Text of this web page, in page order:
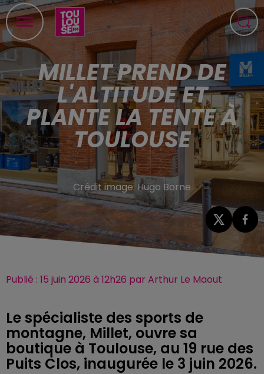
MILLET PREND DE
L'ALTITUDE ET
PLANTE LA TENTE À
TOULOUSE
Crédit image: Hugo Borne
Publié : 15 juin 2026 à 12h26 par Arthur Le Maout
Le spécialiste des sports de
montagne, Millet, ouvre sa
boutique à Toulouse, au 19 rue des
Puits Clos, inaugurée le 3 juin 2026.